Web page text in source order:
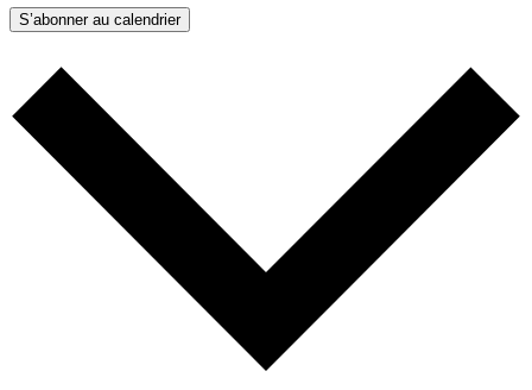
S’abonner au calendrier